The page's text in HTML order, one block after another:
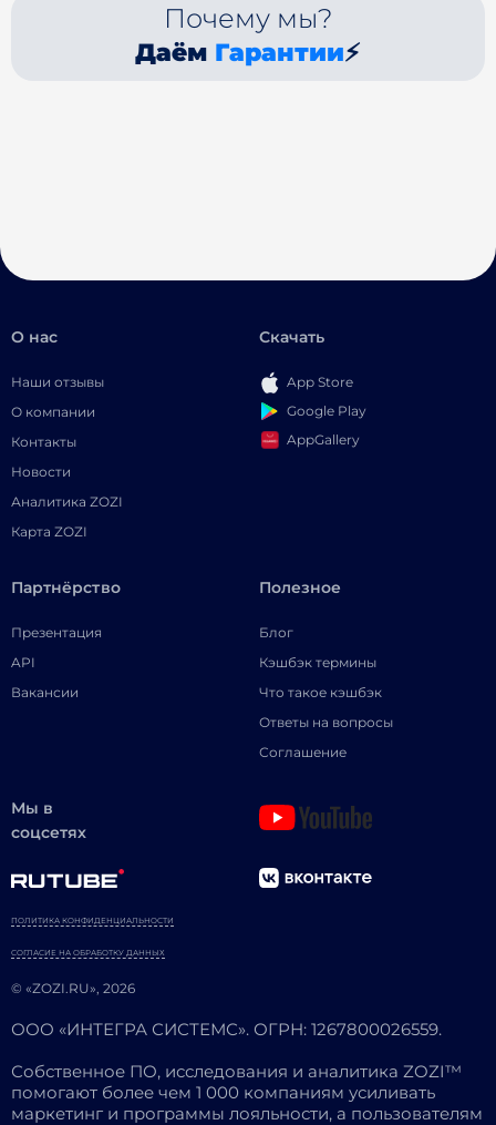
Почему мы?
Даём Гарантии⚡
О нас
Наши отзывы
О компании
Контакты
Новости
Аналитика ZOZI
Карта ZOZI
Скачать
App Store
Google Play
AppGallery
Партнёрство
Презентация
API
Вакансии
Полезное
Блог
Кэшбэк термины
Что такое кэшбэк
Ответы на вопросы
Соглашение
Мы в
соцсетях
© «ZOZI.RU», 2026
ПОЛИТИКА КОНФИДЕНЦИАЛЬНОСТИ
СОГЛАСИЕ НА ОБРАБОТКУ ДАННЫХ
ООО «ИНТЕГРА СИСТЕМС». ОГРН: 1267800026559.
Собственное ПО, исследования и аналитика ZOZI™
помогают более чем 1 000 компаниям усиливать
маркетинг и программы лояльности, а пользователям